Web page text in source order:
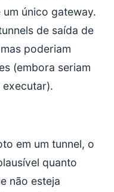
único gateway.
de saída de
poderiam
(embora seriam
executar).
em um tunnel, o
quanto
não esteja